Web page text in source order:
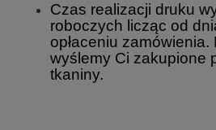
Czas realizacji druku
roboczych licząc od
opłaceniu
wyślemy Ci zakupione
tkaniny.